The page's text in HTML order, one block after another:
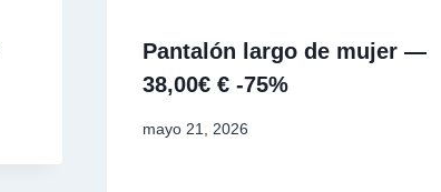
Pantalón largo de mujer —
38,00€ € -75%
mayo 21, 2026